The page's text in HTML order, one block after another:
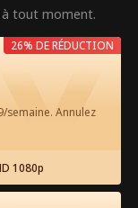
l'App
à tout moment.
semaine. Annulez
1080p
26% DE RÉDUCTION